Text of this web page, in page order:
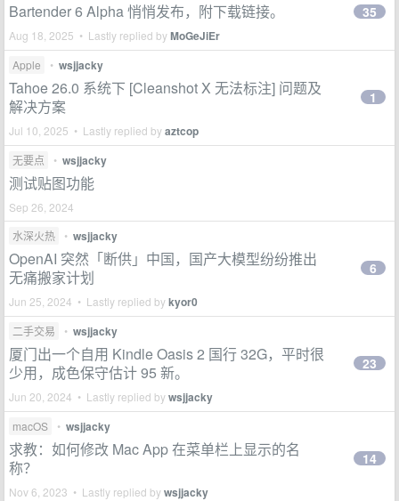
Bartender 6 Alpha 悄悄发布，附下载链接。
Aug 18, 2025 • Lastly replied byMoGeJiEr
35
Apple • wsjjacky
Tahoe 26.0 系统下 [Cleanshot X 无法标注] 问题及
解决方案
Jul 10, 2025 • Lastly replied byaztcop
1
无要点 • wsjjacky
测试贴图功能
Sep 26, 2024
水深火热
• wsjjacky
OpenAI 突然「断供」中国，国产大模型纷纷推出
无痛搬家计划
Jun 25, 2024 • Lastly replied bykyor0
6
二手交易 • wsjjacky
厦门出一个自用 Kindle Oasis 2 国行 32G，平时很
少用，成色保守估计 95 新。
Jun 20, 2024 • Lastly replied bywsjjacky
23
macOS • wsjjacky
求教：如何修改 Mac App 在菜单栏上显示的名
称？
Nov 6, 2023 • Lastly replied bywsjjacky
14